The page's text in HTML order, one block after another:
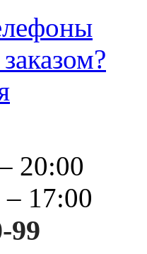
20:00
17:00
99